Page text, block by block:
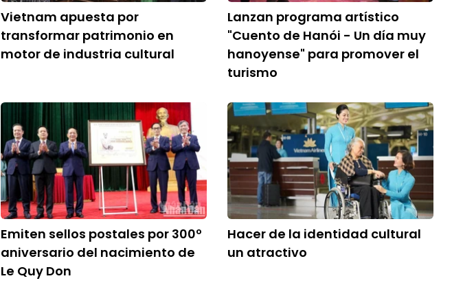
Vietnam apuesta por
transformar patrimonio en
motor de industria cultural
Lanzan programa artístico
"Cuento de Hanói - Un día muy
hanoyense" para promover el
turismo
Emiten sellos postales por 300º
aniversario del nacimiento de
Le Quy Don
Hacer de la identidad cultural
un atractivo